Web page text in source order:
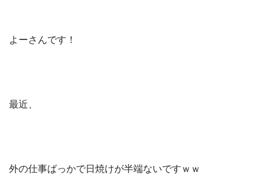
よーさんです！
最近、
外の仕事ばっかで日焼けが半端ないですｗｗ